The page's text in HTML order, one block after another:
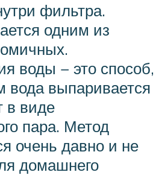
фильтра.
одним из
воды − это способ,
вода выпаривается
в виде
пара. Метод
очень давно и не
домашнего